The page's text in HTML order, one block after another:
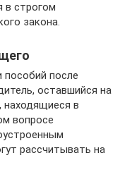
в строгом
закона.
пособий после
оставшийся на
находящиеся в
вопросе
рассчитывать на